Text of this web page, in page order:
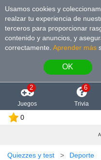
Usamos cookies y
realzar tu experiencia de
terceros para proporcionar
contenido y anuncios, y
correctamente. Aprender más
OK
2
Juegos
6
Trivia
0
Quiezzes y test Deporte